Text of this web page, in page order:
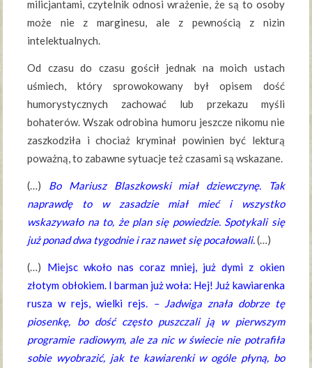
milicjantami, czytelnik odnosi wrażenie, że są to osoby
może nie z marginesu, ale z pewnością z nizin
intelektualnych.
Od czasu do czasu gościł jednak na moich ustach
uśmiech, który sprowokowany był opisem dość
humorystycznych zachować lub przekazu myśli
bohaterów. Wszak odrobina humoru jeszcze nikomu nie
zaszkodziła i chociaż kryminał powinien być lekturą
poważną, to zabawne sytuacje też czasami są wskazane.
(…) Bo Mariusz Blaszkowski miał dziewczynę. Tak
naprawdę to w zasadzie miał mieć i wszystko
wskazywało na to, że plan się powiedzie. Spotykali się
już ponad dwa tygodnie i raz nawet się pocałowali.(…)
(…) Miejsc wkoło nas coraz mniej, już dymi z okien
złotym obłokiem. I barman już woła: Hej! Już kawiarenka
rusza w rejs, wielki rejs. – Jadwiga znała dobrze tę
piosenkę, bo dość często puszczali ją w pierwszym
programie radiowym, ale za nic w świecie nie potrafiła
sobie wyobrazić, jak te kawiarenki w ogóle płyną, bo